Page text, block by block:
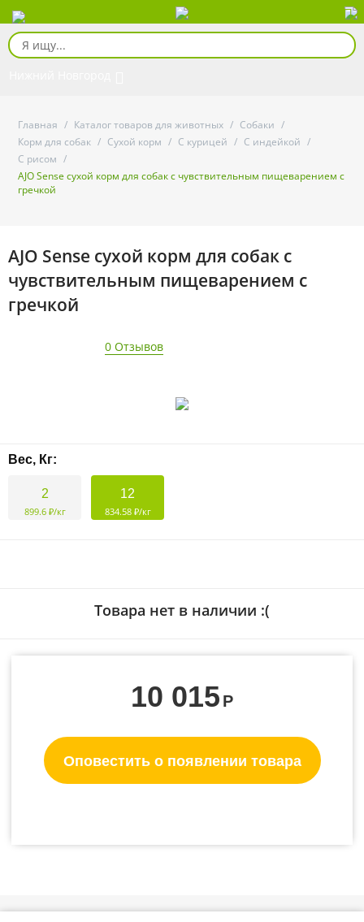
Главная / Каталог товаров для животных / Собаки /
Корм для собак / Сухой корм / С курицей / С индейкой /
С рисом /
AJO Sense сухой корм для собак с чувствительным пищеварением с
гречкой
AJO Sense сухой корм для собак с
чувствительным пищеварением с
гречкой
0 Отзывов
Вес, Кг:
2
899.6 ₽/кг
12
834.58 ₽/кг
Товара нет в наличии :(
10 015 Р
Оповестить о появлении товара